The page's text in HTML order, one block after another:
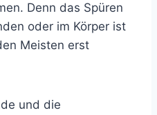
Denn das Spüren
oder im Körper ist
Meisten erst
und die